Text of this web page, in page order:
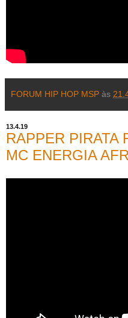
FORUM HIP HOP MSP às
13.4.19
RAPPER PIRATA
MC ENERGIA